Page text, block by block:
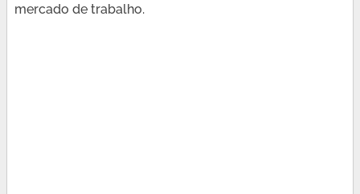
mercado de trabalho.